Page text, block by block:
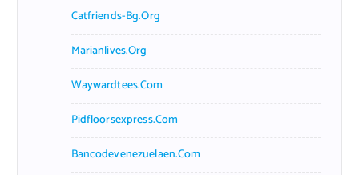
Catfriends-Bg.org
Marianlives.org
Waywardtees.com
Pidfloorsexpress.com
Bancodevenezuelaen.com